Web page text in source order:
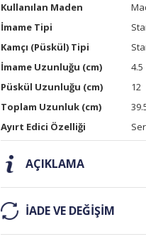
Kullanılan Maden
İmame Tipi
Kamçı (Püskül) Tipi
İmame Uzunluğu (cm)
4.5
Püskül Uzunluğu (cm)
12
Toplam Uzunluk (cm)
Ayırt Edici Özelliği
AÇIKLAMA
IADE VE DEĞIŞIM